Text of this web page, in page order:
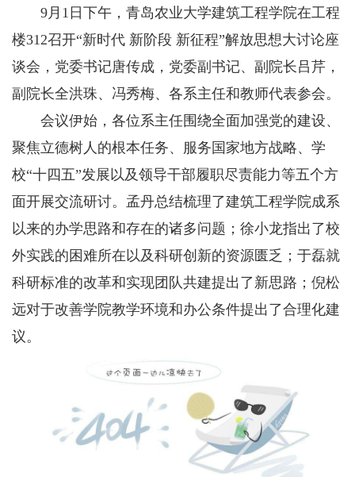
9月1日下午，青岛农业大学建筑工程学院在工程
楼312召开“新时代 新阶段 新征程”解放思想大讨论座
谈会，党委书记唐传成，党委副书记、副院长吕芹，
副院长全洪珠、冯秀梅、各系主任和教师代表参会。
会议伊始，各位系主任围绕全面加强党的建设、
聚焦立德树人的根本任务、服务国家地方战略、学
校“十四五”发展以及领导干部履职尽责能力等五个方
面开展交流研讨。孟丹总结梳理了建筑工程学院成系
以来的办学思路和存在的诸多问题；徐小龙指出了校
外实践的困难所在以及科研创新的资源匮乏；于磊就
科研标准的改革和实现团队共建提出了新思路；倪松
远对于改善学院教学环境和办公条件提出了合理化建
议。